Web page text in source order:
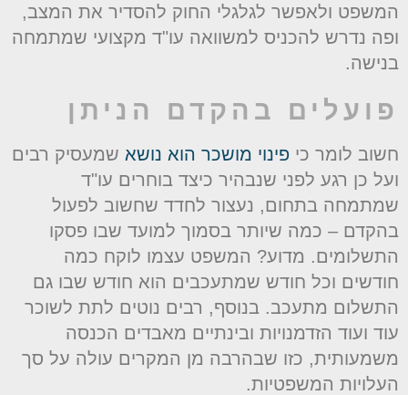
ולאפשר לגלגלי החוק להסדיר את המצב,
נדרש להכניס למשוואה עו"ד מקצועי שמתמחה
בהקדם הניתן
לומר כיפינוי מושכר הוא נושאשמעסיק רבים
כן רגע לפני שנבהיר כיצד בוחרים עו"ד
בתחום, נעצור לחדד שחשוב לפעול
– כמה שיותר בסמוך למועד שבו פסקו
מדוע? המשפט עצמו לוקח כמה
וכל חודש שמתעכבים הוא חודש שבו גם
מתעכב. בנוסף, רבים נוטים לתת לשוכר
ועוד הזדמנויות ובינתיים מאבדים הכנסה
כזו שבהרבה מן המקרים עולה על סך
המשפטיות.